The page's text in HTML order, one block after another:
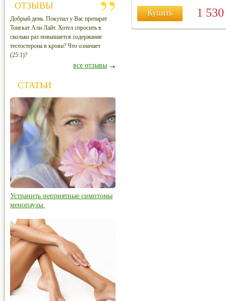
Купить 1
ОТЗЫВЫ
Добрый день. Покупал у Вас препарат
Тонгкат Али Лайт. Хотел спросить в
сколько раз повышается содержание
тестостерона в крови? Что означает
(25:1)?
все отзывы
СТАТЬИ
Устранить неприятные симптомы
менопаузы.